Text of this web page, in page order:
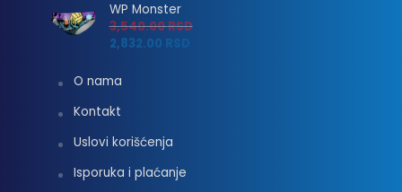
WP Monster
3,540.00RSD
2,832.00 RSD
O nama
Kontakt
Uslovi korišćenja
Isporuka i plaćanje